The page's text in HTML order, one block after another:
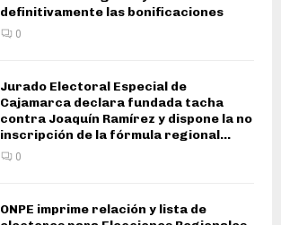
definitivamente las bonificaciones
0
Jurado Electoral Especial de
Cajamarca declara fundada tacha
contra Joaquín Ramírez y dispone la no
inscripción de la fórmula regional...
0
ONPE imprime relación y lista de